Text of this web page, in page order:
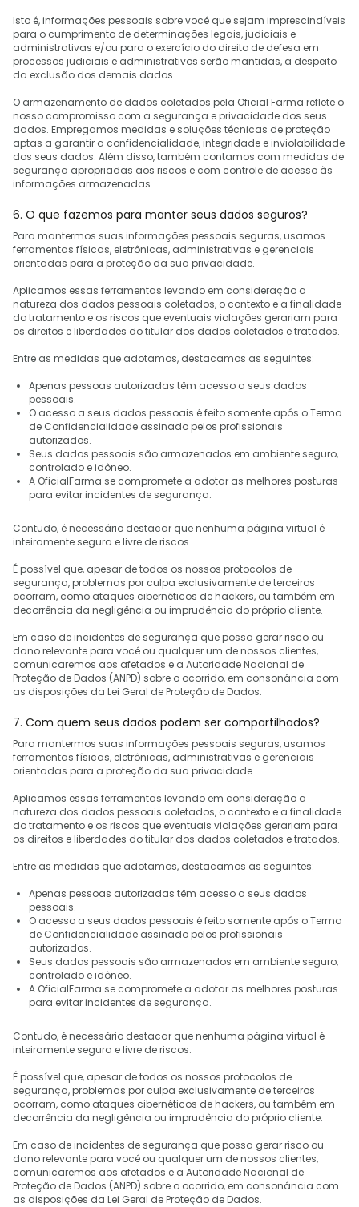
Isto é, informações pessoais sobre você que sejam imprescindíveis
para o cumprimento de determinações legais, judiciais e
administrativas e/ou para o exercício do direito de defesa em
processos judiciais e administrativos serão mantidas, a despeito
da exclusão dos demais dados.
O armazenamento de dados coletados pela Oficial Farma reflete o
nosso compromisso com a segurança e privacidade dos seus
dados. Empregamos medidas e soluções técnicas de proteção
aptas a garantir a confidencialidade, integridade e inviolabilidade
dos seus dados. Além disso, também contamos com medidas de
segurança apropriadas aos riscos e com controle de acesso às
informações armazenadas.
6. O que fazemos para manter seus dados seguros?
Para mantermos suas informações pessoais seguras, usamos
ferramentas físicas, eletrônicas, administrativas e gerenciais
orientadas para a proteção da sua privacidade.
Aplicamos essas ferramentas levando em consideração a
natureza dos dados pessoais coletados, o contexto e a finalidade
do tratamento e os riscos que eventuais violações gerariam para
os direitos e liberdades do titular dos dados coletados e tratados.
Entre as medidas que adotamos, destacamos as seguintes:
Apenas pessoas autorizadas têm acesso a seus dados
pessoais.
O acesso a seus dados pessoais é feito somente após o Termo
de Confidencialidade assinado pelos profissionais
autorizados.
Seus dados pessoais são armazenados em ambiente seguro,
controlado e idôneo.
A OficialFarma se compromete a adotar as melhores posturas
para evitar incidentes de segurança.
Contudo, é necessário destacar que nenhuma página virtual é
inteiramente segura e livre de riscos.
É possível que, apesar de todos os nossos protocolos de
segurança, problemas por culpa exclusivamente de terceiros
ocorram, como ataques cibernéticos de hackers, ou também em
decorrência da negligência ou imprudência do próprio cliente.
Em caso de incidentes de segurança que possa gerar risco ou
dano relevante para você ou qualquer um de nossos clientes,
comunicaremos aos afetados e a Autoridade Nacional de
Proteção de Dados (ANPD) sobre o ocorrido, em consonância com
as disposições da Lei Geral de Proteção de Dados.
7. Com quem seus dados podem ser compartilhados?
Para mantermos suas informações pessoais seguras, usamos
ferramentas físicas, eletrônicas, administrativas e gerenciais
orientadas para a proteção da sua privacidade.
Aplicamos essas ferramentas levando em consideração a
natureza dos dados pessoais coletados, o contexto e a finalidade
do tratamento e os riscos que eventuais violações gerariam para
os direitos e liberdades do titular dos dados coletados e tratados.
Entre as medidas que adotamos, destacamos as seguintes:
Apenas pessoas autorizadas têm acesso a seus dados
pessoais.
O acesso a seus dados pessoais é feito somente após o Termo
de Confidencialidade assinado pelos profissionais
autorizados.
Seus dados pessoais são armazenados em ambiente seguro,
controlado e idôneo.
A OficialFarma se compromete a adotar as melhores posturas
para evitar incidentes de segurança.
Contudo, é necessário destacar que nenhuma página virtual é
inteiramente segura e livre de riscos.
É possível que, apesar de todos os nossos protocolos de
segurança, problemas por culpa exclusivamente de terceiros
ocorram, como ataques cibernéticos de hackers, ou também em
decorrência da negligência ou imprudência do próprio cliente.
Em caso de incidentes de segurança que possa gerar risco ou
dano relevante para você ou qualquer um de nossos clientes,
comunicaremos aos afetados e a Autoridade Nacional de
Proteção de Dados (ANPD) sobre o ocorrido, em consonância com
as disposições da Lei Geral de Proteção de Dados.